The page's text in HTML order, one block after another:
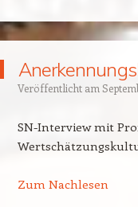
Veröffentlicht am
SN-Interview mit
Zum Nachlesen